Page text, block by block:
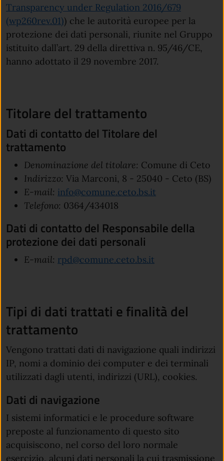
Transparency under Regulation 2016/679
(wp260rev.01)(apre in un'altra scheda).
) che le autorità europee per la
protezione dei dati personali, riunite nel Gruppo
istituito dall’art. 29 della direttiva n. 95/46/CE,
hanno adottato il 29 novembre 2017.
Titolare del trattamento
Dati di contatto del Titolare del
trattamento
Denominazione del titolare: Comune di Ceto
Indirizzo:Via Marconi, 8 - 25040 - Ceto (BS)
E-mail: info@comune.ceto.bs.it(apre in un'altra
Telefono: 0364/434018
Dati di contatto del Responsabile della
protezione dei dati personali
E-mail: rpd@comune.ceto.bs.it(apre in un'altra
Tipi di dati trattati e finalità del
trattamento
Vengono trattati dati di navigazione quali indirizzi
IP, nomi a dominio dei computer e dei terminali
utilizzati dagli utenti, indirizzi (URL), cookies.
Dati di navigazione
I sistemi informatici e le procedure software
preposte al funzionamento di questo sito
acquisiscono, nel corso del loro normale
esercizio, alcuni dati personali la cui trasmissione